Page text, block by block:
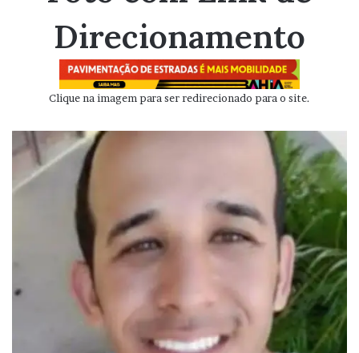
Direcionamento
Clique na imagem para ser redirecionado para o site.